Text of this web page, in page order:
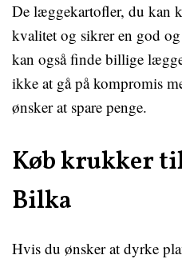
De læggekartofler, du kan
kvalitet og sikrer en god
kan også finde billige
ikke at gå på kompromis
ønsker at spare penge.
Køb krukker
Bilka
Hvis du ønsker at dyrke